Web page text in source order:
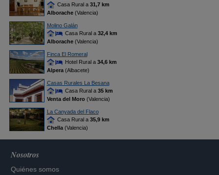
Casa Rural a 31,7 km
Alborache(Valencia)
Molino Galán
Casa Rural a 32,4 km
Alborache(Valencia)
Finca El Romeral
Hotel Rural a 34,6 km
Alpera(Albacete)
Casas Rurales La Besana
Casa Rural a 35 km
Venta del Moro(Valencia)
La Canyada del Flaco
Casa Rural a 35,9 km
Chella(Valencia)
Nosotros
Quiénes somos